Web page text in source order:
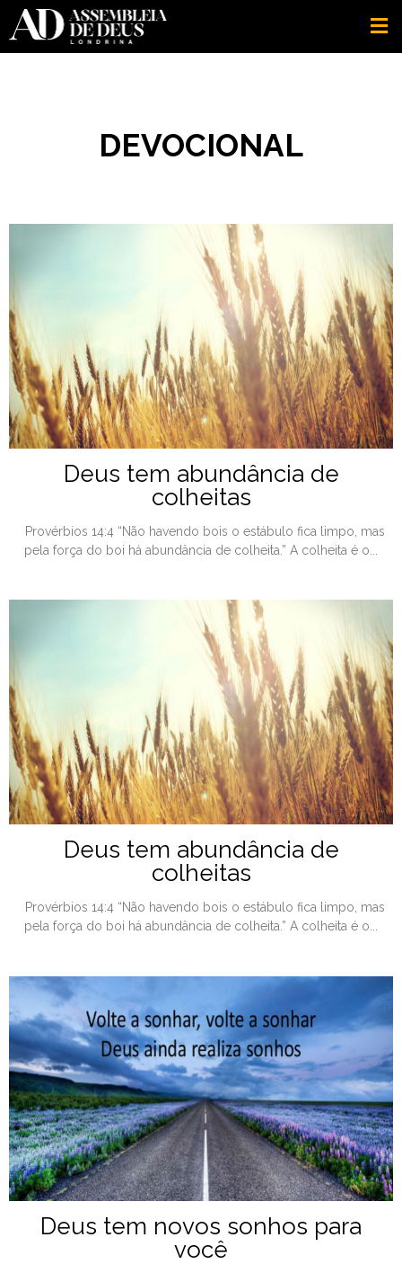
DEVOCIONAL
Deus tem abundância de
colheitas
Provérbios 14:4 “Não havendo bois o estábulo fica limpo, mas
pela força do boi há abundância de colheita.” A colheita é o...
Deus tem abundância de
colheitas
Provérbios 14:4 “Não havendo bois o estábulo fica limpo, mas
pela força do boi há abundância de colheita.” A colheita é o...
Deus tem novos sonhos para
você